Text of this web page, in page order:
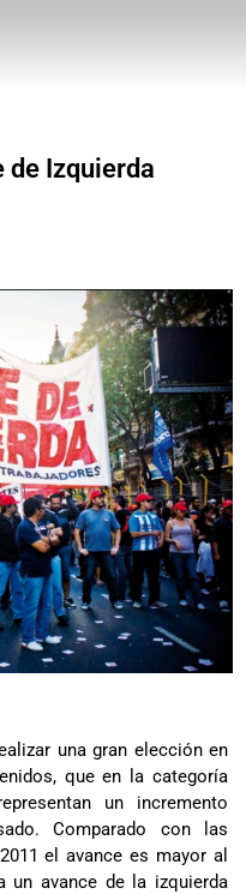
de Izquierda
una gran elección en
que en la categoría
un incremento
Comparado con las
el avance es mayor al
un avance de la izquierda